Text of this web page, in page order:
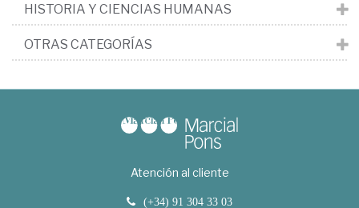
HISTORIA Y CIENCIAS HUMANAS
OTRAS CATEGORÍAS
Atención al cliente
(+34) 91 304 33 03